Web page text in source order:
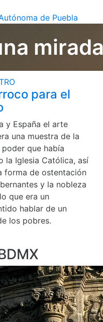
de Puebla
mirada
para el
y España el arte
una muestra de la
que había
la Iglesia Católica, así
forma de ostentación
y la nobleza
que era un
hablar de un
los pobres.